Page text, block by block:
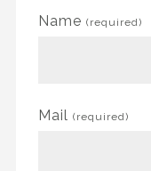
Name (required)
Mail (required)